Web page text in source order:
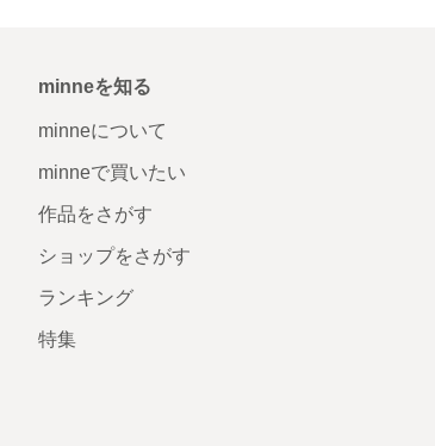
minneを知る
minneについて
minneで買いたい
作品をさがす
ショップをさがす
ランキング
特集